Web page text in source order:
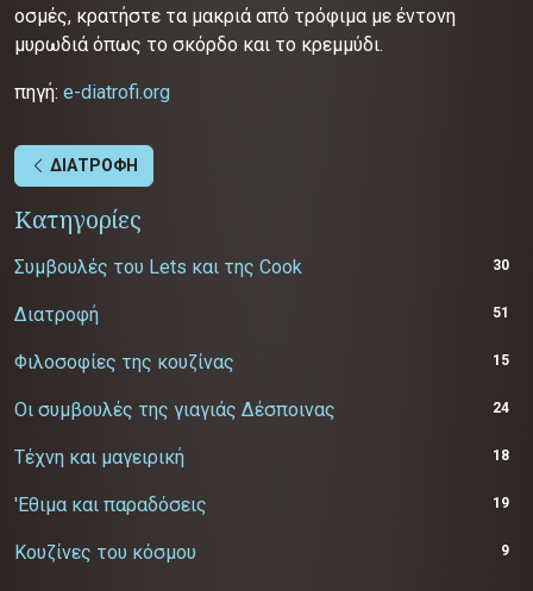
οσμές, κρατήστε τα μακριά από τρόφιμα με έντονη
μυρωδιά όπως το σκόρδο και το κρεμμύδι.
πηγή: e-diatrofi.org
ΔΙΑΤΡΟΦΗ
Κατηγορίες
Συμβουλές του Lets και της Cook 30
Διατροφή 51
Φιλοσοφίες της κουζίνας 15
Οι συμβουλές της γιαγιάς Δέσποινας 24
Τέχνη και μαγειρική 18
'Εθιμα και παραδόσεις 19
Κουζίνες του κόσμου 9